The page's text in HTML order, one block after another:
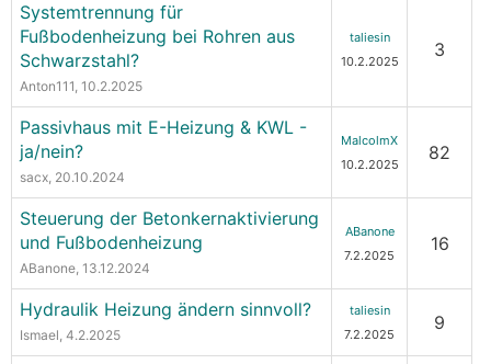
Systemtrennung für
Fußbodenheizung bei Rohren aus
Schwarzstahl?
Anton111, 10.2.2025
taliesin
10.2.2025
3
Passivhaus mit E-Heizung & KWL -
ja/nein?
sacx, 20.10.2024
MalcolmX
10.2.2025
82
Steuerung der Betonkernaktivierung
und Fußbodenheizung
ABanone, 13.12.2024
ABanone
7.2.2025
16
Hydraulik Heizung ändern sinnvoll?
Ismael, 4.2.2025
taliesin
7.2.2025
9